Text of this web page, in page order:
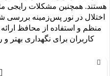
هستند. همچنین مشکلات رایجی
اختلال در نور پس‌زمینه بررسی
منظم و استفاده از محافظ
کاربران برای نگهداری بهتر